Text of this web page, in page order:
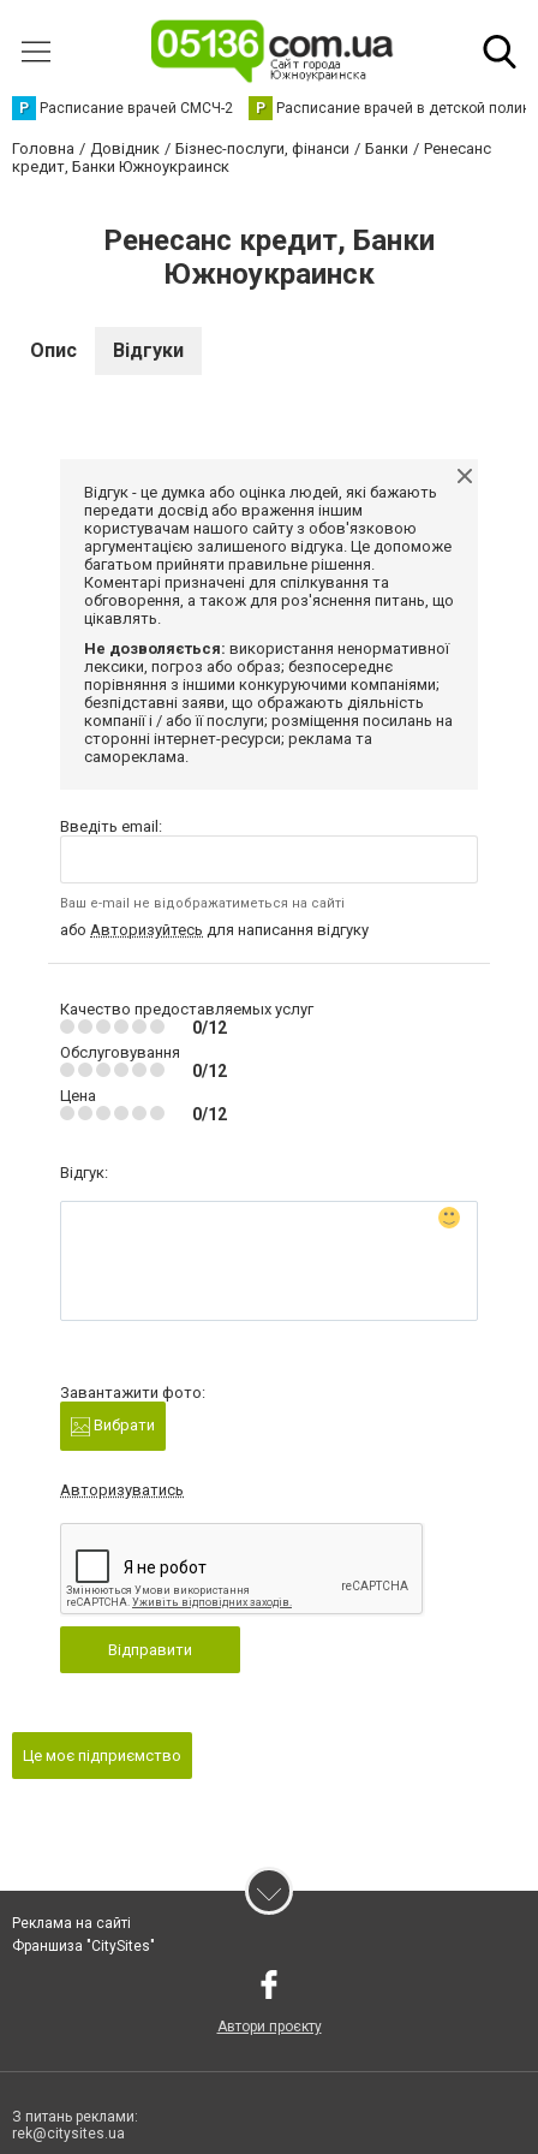
Р Расписание врачей СМСЧ-2 Р Расписание врачей в детской
Головна Довідник Бізнес-послуги, фінанси Банки
Ренесанс
кредит, Банки Южноукраинск
Ренесанс кредит, Банки
Южноукраинск
Опис Відгуки
Відгук - це думка або оцінка людей, які бажають
передати досвід або враження іншим
користувачам нашого сайту з обов'язковою
аргументацією залишеного відгука. Це допоможе
багатьом прийняти правильне рішення.
Коментарі призначені для спілкування та
обговорення, а також для роз'яснення питань, що
цікавлять.
Не дозволяється: використання ненормативної
лексики, погроз або образ; безпосереднє
порівняння з іншими конкуруючими компаніями;
безпідставні заяви, що ображають діяльність
компанії і / або її послуги; розміщення посилань на
сторонні інтернет-ресурси; реклама та
самореклама.
Введіть email:
Ваш e-mail не відображатиметься на сайті
або Авторизуйтесь для написання відгуку
Качество предоставляемых услуг
0/12
Обслуговування
0/12
Цена
0/12
Відгук:
Завантажити фото:
Вибрати
Авторизуватись
Відправити
Це моє підприємство
Реклама на сайті
Франшиза "CitySites"
Автори проєкту
З питань реклами:
rek@citysites.ua